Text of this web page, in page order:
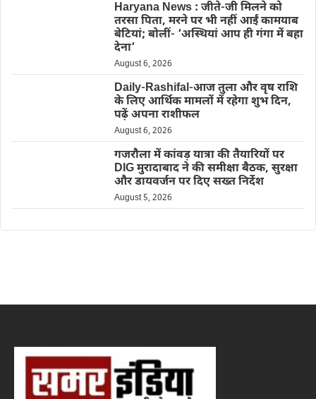
Haryana News : जीते-जी मिलने को
तरसा पिता, मरने पर भी नहीं आईं कामयाब
बेटियां; बोलीं- ‘अस्थियां आप ही गंगा में बहा
देना’
August 6, 2026
Daily-Rashifal-आज तुला और वृष राशि
के लिए आर्थिक मामलों में रहेगा शुभ दिन,
पढ़ें अपना राशीफल
August 6, 2026
गजरौला में कांवड़ यात्रा की तैयारियों पर
DIG मुरादाबाद ने की समीक्षा बैठक, सुरक्षा
और डायवर्जन पर दिए सख्त निर्देश
August 5, 2026